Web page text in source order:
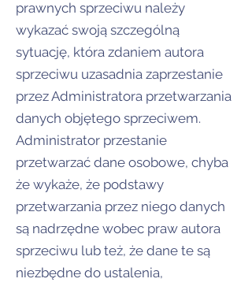
prawnych sprzeciwu należy
wykazać swoją szczególną
sytuację, która zdaniem autora
sprzeciwu uzasadnia zaprzestanie
przez Administratora przetwarzania
danych objętego sprzeciwem.
Administrator przestanie
przetwarzać dane osobowe, chyba
że wykaże, że podstawy
przetwarzania przez niego danych
są nadrzędne wobec praw autora
sprzeciwu lub też, że dane te są
niezbędne do ustalenia,